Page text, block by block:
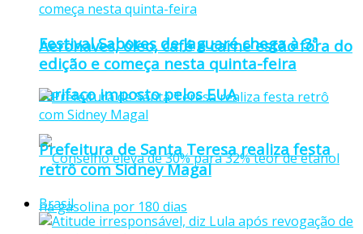
Aeronaves, óleo, café e carne estão fora do
tarifaço imposto pelos EUA
Festival Sabores de Jaguaré chega à 3ª
edição e começa nesta quinta-feira
Prefeitura de Santa Teresa realiza festa
retrô com Sidney Magal
Brasil